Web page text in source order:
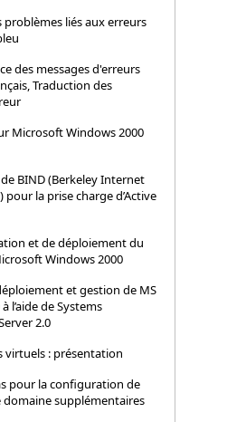
problèmes liés aux erreurs
des messages d'erreurs
Traduction des
Microsoft Windows 2000
BIND (Berkeley Internet
pour la prise charge d’Active
et de déploiement du
Windows 2000
et gestion de MS
l’aide de Systems
2.0
virtuels : présentation
pour la configuration de
supplémentaires